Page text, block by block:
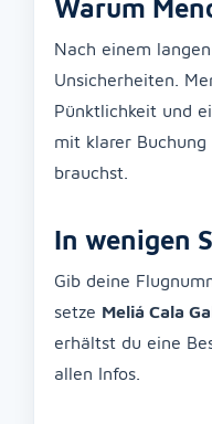
Warum
Nach einem
Unsicherheiten.
Pünktlichkeit und
mit klarer
brauchst.
In wenigen
Gib deine
setze Meliá Cala
erhältst du eine
allen Infos.